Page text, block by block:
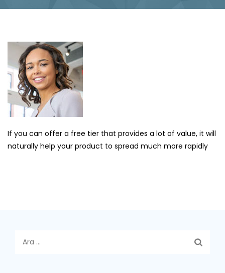
If you can offer a free tier that provides a lot of value, it will
naturally help your product to spread much more rapidly